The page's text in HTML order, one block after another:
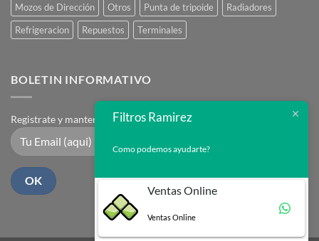
Mozos de Dirección
Otros Punta de tripoide
Radiadores
Refrigeracion
Repuestos Terminales
BOLETIN INFORMATIVO
Registrate y mantente en contacto
Filtros Ramirez
Como podemos ayudarte?
Ventas Online
Ventas Online